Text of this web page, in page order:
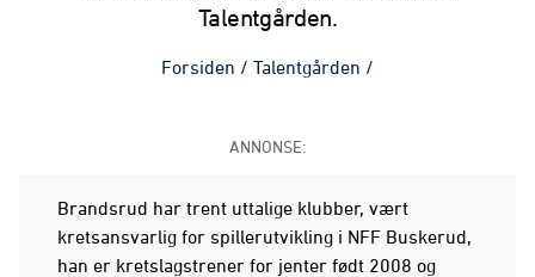
Talentgården.
Forsiden / Talentgården /
ANNONSE:
Brandsrud har trent uttalige klubber, vært
kretsansvarlig for spillerutvikling i NFF Buskerud,
han er kretslagstrener for jenter født 2008 og